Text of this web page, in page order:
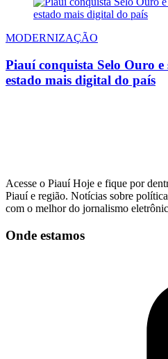
MODERNIZAÇÃO
Piauí conquista Selo Ouro e
estado mais digital do país
Acesse o Piauí Hoje e fique por
Piauí e região. Notícias sobre
com o melhor do jornalismo
Onde estamos